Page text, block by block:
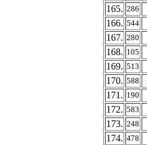
165. 286
166. 544
167. 280
168. 105
169. 513
170. 588
171. 190
172. 583
173. 248
174. 478